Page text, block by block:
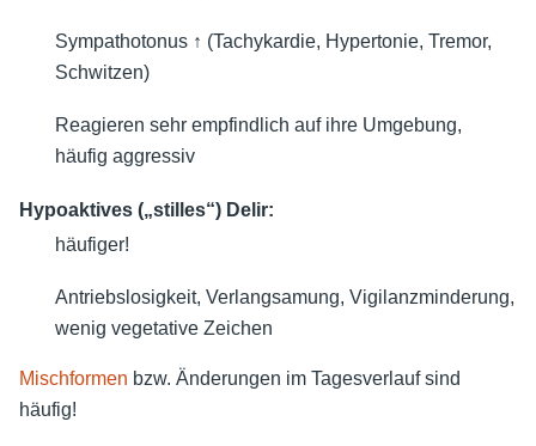
Sympathotonus ↑ (Tachykardie, Hypertonie, Tremor,
Schwitzen)
Reagieren sehr empfindlich auf ihre Umgebung,
häufig aggressiv
Hypoaktives („stilles“) Delir:
häufiger!
Antriebslosigkeit, Verlangsamung, Vigilanzminderung,
wenig vegetative Zeichen
Mischformen bzw. Änderungen im Tagesverlauf sind
häufig!